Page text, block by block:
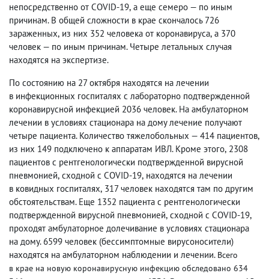
непосредственно от COVID-19, а еще семеро — по иным
причинам. В общей сложности в крае скончалось 726
зараженных, из них 352 человека от коронавируса, а 370
человек — по иным причинам. Четыре летальных случая
находятся на экспертизе.
По состоянию на 27 октября находятся на лечении
в инфекционных госпиталях с лабораторно подтвержденной
коронавирусной инфекцией 2036 человек. На амбулаторном
лечении в условиях стационара на дому лечение получают
четыре пациента. Количество тяжелобольных — 414 пациентов,
из них 149 подключено к аппаратам ИВЛ. Кроме этого, 2308
пациентов с рентгенологически подтвержденной вирусной
пневмонией, сходной с COVID-19, находятся на лечении
в ковидных госпиталях, 317 человек находятся там по другим
обстоятельствам. Еще 1352 пациента с рентгенологически
подтвержденной вирусной пневмонией, сходной с COVID-19,
проходят амбулаторное долечивание в условиях стационара
на дому. 6599 человек (бессимптомные вирусоносители)
находятся на амбулаторном наблюдении и лечении. Всего
в крае на новую коронавирусную инфекцию обследовано 634